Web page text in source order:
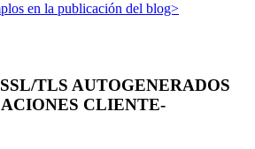
en la publicación del blog>
TLS AUTOGENERADOS
CLIENTE-